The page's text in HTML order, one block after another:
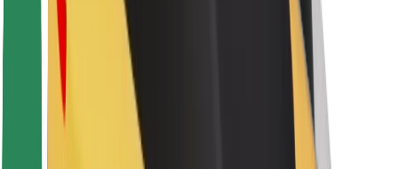
Seguridad para usuarios
Seguridad para conductores
Seguridad para patinetes
Laboratorio de seguridad